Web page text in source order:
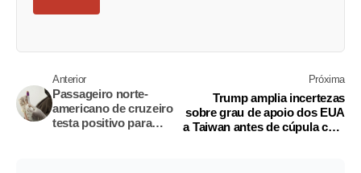
Anterior
Passageiro norte-
americano de cruzeiro
testa positivo para
Próxima
Trump amplia incertezas
sobre grau de apoio dos EUA
a Taiwan antes de cúpula com